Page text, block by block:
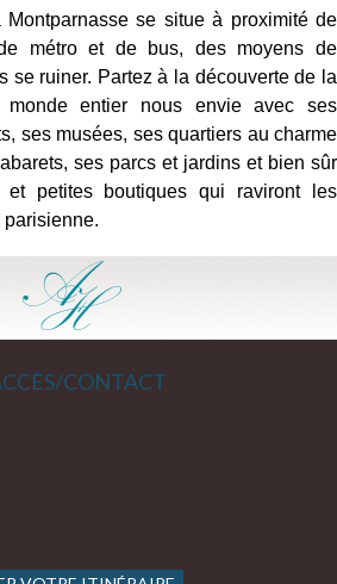
se situe à proximité de
métro et de bus, des moyens de
se ruiner. Partez à la découverte de la
entier nous envie avec ses
ses musées, ses quartiers au charme
ses parcs et jardins et bien sûr
et petites boutiques qui raviront les
CONTACT